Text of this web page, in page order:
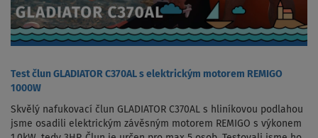
Test člun GLADIATOR C370AL s elektrickým motorem REMIGO
1000W
Skvělý nafukovací člun GLADIATOR C370AL s hliníkovou podlahou
jsme osadili elektrickým závěsným motorem REMIGO s výkonem